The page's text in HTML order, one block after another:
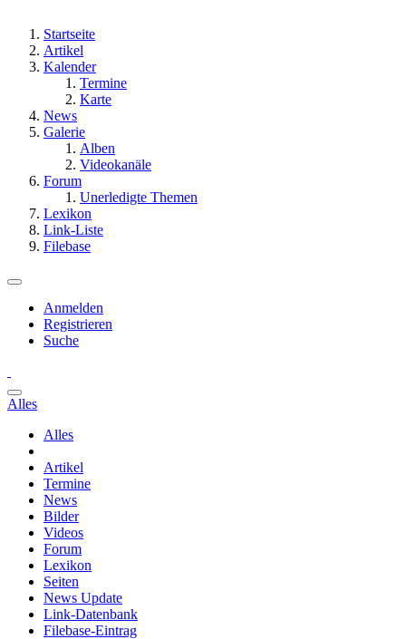
Startseite
Artikel
Kalender
Termine
Karte
News
Galerie
Alben
Videokanäle
Forum
Unerledigte Themen
Lexikon
Link-Liste
Filebase
Anmelden
Registrieren
Suche
Alles
Alles
Artikel
Termine
News
Bilder
Videos
Forum
Lexikon
Seiten
News Update
Link-Datenbank
Filebase-Eintrag